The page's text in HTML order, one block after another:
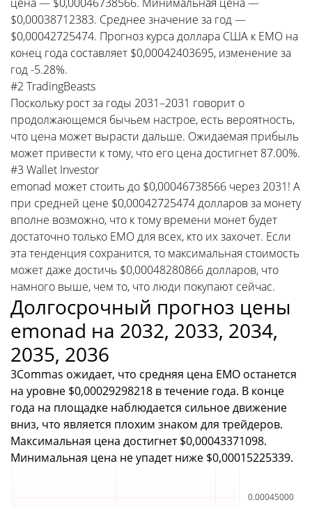
$0,00038712383. Среднее значение за год —
$0,00042725474. Прогноз курса доллара США к EMO на
конец года составляет $0,00042403695, изменение за
год -5.28%.
#2 TradingBeasts
Поскольку рост за годы 2031–2031 говорит о
продолжающемся бычьем настрое, есть вероятность,
что цена может вырасти дальше. Ожидаемая прибыль
может привести к тому, что его цена достигнет 87.00%.
#3 Wallet Investor
emonad может стоить до $0,00046738566 через 2031! А
при средней цене $0,00042725474 долларов за монету
вполне возможно, что к тому времени монет будет
достаточно только EMO для всех, кто их захочет. Если
эта тенденция сохранится, то максимальная стоимость
может даже достичь $0,00048280866 долларов, что
намного выше, чем то, что люди покупают сейчас.
Долгосрочный прогноз цены
emonad на 2032, 2033, 2034,
2035, 2036
3Commas ожидает, что средняя цена EMO останется
на уровне $0,00029298218 в течение года. В конце
года на площадке наблюдается сильное движение
вниз, что является плохим знаком для трейдеров.
Максимальная цена достигнет $0,00043371098.
Минимальная цена не упадет ниже $0,00015225339.